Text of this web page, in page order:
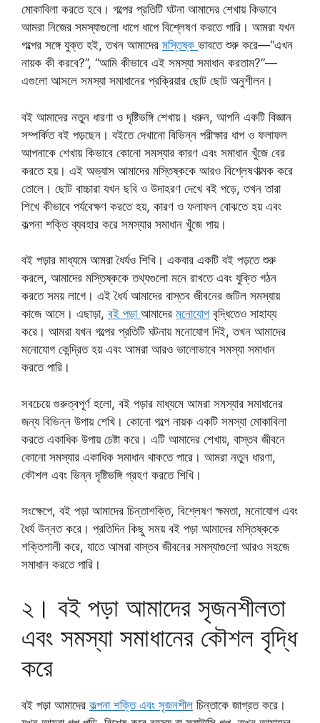
মোকাবিলা করতে হবে। গল্পের প্রতিটি ঘটনা আমাদের শেখায় কিভাবে
আমরা নিজের সমস্যাগুলো ধাপে ধাপে বিশ্লেষণ করতে পারি। আমরা যখন
গল্পের সঙ্গে যুক্ত হই, তখন আমাদের মস্তিষ্ক ভাবতে শুরু করে—“এখন
নায়ক কী করবে?”, “আমি কীভাবে এই সমস্যা সমাধান করতাম?”—
এগুলো আসলে সমস্যা সমাধানের প্রক্রিয়ার ছোট ছোট অনুশীলন।
বই আমাদের নতুন ধারণা ও দৃষ্টিভঙ্গি শেখায়। ধরুন, আপনি একটি বিজ্ঞান
সম্পর্কিত বই পড়ছেন। বইতে দেখানো বিভিন্ন পরীক্ষার ধাপ ও ফলাফল
আপনাকে শেখায় কিভাবে কোনো সমস্যার কারণ এবং সমাধান খুঁজে বের
করতে হয়। এই অভ্যাস আমাদের মস্তিষ্ককে আরও বিশ্লেষণাত্মক করে
তোলে। ছোট বাচ্চারা যখন ছবি ও উদাহরণ দেখে বই পড়ে, তখন তারা
শিখে কীভাবে পর্যবেক্ষণ করতে হয়, কারণ ও ফলাফল বোঝতে হয় এবং
কল্পনা শক্তি ব্যবহার করে সমস্যার সমাধান খুঁজে পায়।
বই পড়ার মাধ্যমে আমরা ধৈর্যও শিখি। একবার একটি বই পড়তে শুরু
করলে, আমাদের মস্তিষ্ককে তথ্যগুলো মনে রাখতে এবং যুক্তি গঠন
করতে সময় লাগে। এই ধৈর্য আমাদের বাস্তব জীবনের জটিল সমস্যায়
কাজে আসে। এছাড়া, বই পড়া আমাদের মনোযোগ বৃদ্ধিতেও সাহায্য
করে। আমরা যখন গল্পের প্রতিটি ঘটনায় মনোযোগ দিই, তখন আমাদের
মনোযোগ কেন্দ্রিত হয় এবং আমরা আরও ভালোভাবে সমস্যা সমাধান
করতে পারি।
সবচেয়ে গুরুত্বপূর্ণ হলো, বই পড়ার মাধ্যমে আমরা সমস্যার সমাধানের
জন্য বিভিন্ন উপায় শেখি। কোনো গল্পে নায়ক একটি সমস্যা মোকাবিলা
করতে একাধিক উপায় চেষ্টা করে। এটি আমাদের শেখায়, বাস্তব জীবনে
কোনো সমস্যার একাধিক সমাধান থাকতে পারে। আমরা নতুন ধারণা,
কৌশল এবং ভিন্ন দৃষ্টিভঙ্গি গ্রহণ করতে শিখি।
সংক্ষেপে, বই পড়া আমাদের চিন্তাশক্তি, বিশ্লেষণ ক্ষমতা, মনোযোগ এবং
ধৈর্য উন্নত করে। প্রতিদিন কিছু সময় বই পড়া আমাদের মস্তিষ্ককে
শক্তিশালী করে, যাতে আমরা বাস্তব জীবনের সমস্যাগুলো আরও সহজে
সমাধান করতে পারি।
২। বই পড়া আমাদের সৃজনশীলতা
এবং সমস্যা সমাধানের কৌশল বৃদ্ধি
করে
বই পড়া আমাদের কল্পনা শক্তি এবং সৃজনশীল চিন্তাকে জাগ্রত করে।